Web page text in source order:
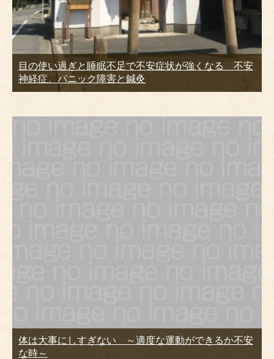
目の使い過ぎと睡眠不足で不安症状が強くなる 不安
神経症、パニック障害と鍼灸
体は大事にしすぎない ～適度な運動ができるか不安
な時～